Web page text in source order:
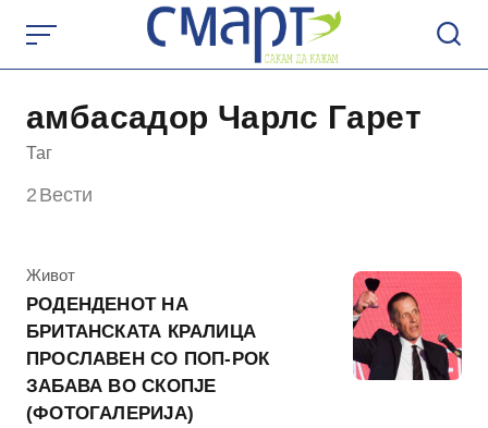
content
амбасадор Чарлс Гарет
Таг
2 Вести
КАтегорија
Живот
РОДЕНДЕНОТ НА
БРИТАНСКАТА КРАЛИЦА
ПРОСЛАВЕН СО ПОП-РОК
ЗАБАВА ВО СКОПЈЕ
(ФОТОГАЛЕРИЈА)